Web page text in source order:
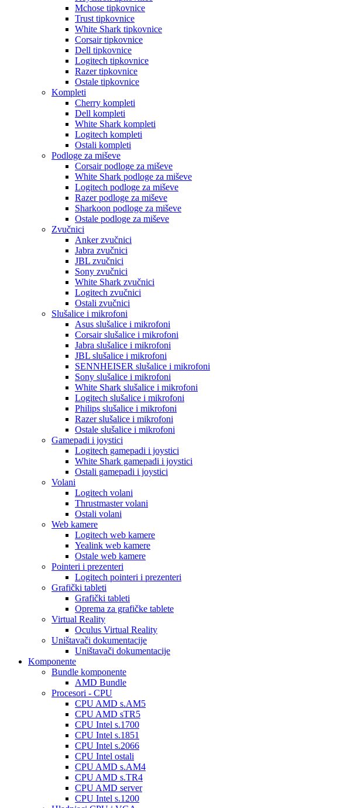
Mchose tipkovnice
Trust tipkovnice
White Shark tipkovnice
Corsair tipkovnice
Dell tipkovnice
Logitech tipkovnice
Razer tipkovnice
Ostale tipkovnice
Kompleti
Cherry kompleti
Dell kompleti
White Shark kompleti
Logitech kompleti
Ostali kompleti
Podloge za miševe
Corsair podloge za miševe
White Shark podloge za miševe
Logitech podloge za miševe
Razer podloge za miševe
Sharkoon podloge za miševe
Ostale podloge za miševe
Zvučnici
Anker zvučnici
Jabra zvučnici
JBL zvučnici
Sony zvučnici
White Shark zvučnici
Logitech zvučnici
Ostali zvučnici
Slušalice i mikrofoni
Asus slušalice i mikrofoni
Corsair slušalice i mikrofoni
Jabra slušalice i mikrofoni
JBL slušalice i mikrofoni
SENNHEISER slušalice i mikrofoni
Sony slušalice i mikrofoni
White Shark slušalice i mikrofoni
Logitech slušalice i mikrofoni
Philips slušalice i mikrofoni
Razer slušalice i mikrofoni
Ostale slušalice i mikrofoni
Gamepadi i joystici
Logitech gamepadi i joystici
White Shark gamepadi i joystici
Ostali gamepadi i joystici
Volani
Logitech volani
Thrustmaster volani
Ostali volani
Web kamere
Logitech web kamere
Yealink web kamere
Ostale web kamere
Pointeri i prezenteri
Logitech pointeri i prezenteri
Grafički tableti
Grafički tableti
Oprema za grafičke tablete
Virtual Reality
Oculus Virtual Reality
Uništavači dokumentacije
Uništavači dokumentacije
Komponente
Bundle komponente
AMD Bundle
Procesori - CPU
CPU AMD s.AM5
CPU AMD sTR5
CPU Intel s.1700
CPU Intel s.1851
CPU Intel s.2066
CPU Intel ostali
CPU AMD s.AM4
CPU AMD s.TR4
CPU AMD server
CPU Intel s.1200